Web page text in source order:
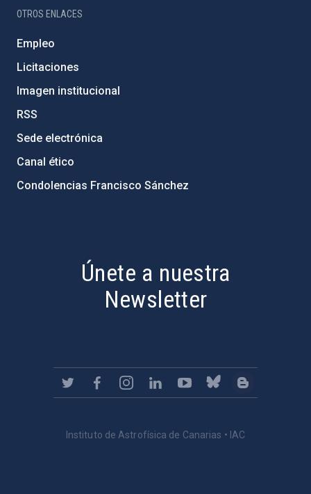
OTROS ENLACES
Empleo
Licitaciones
Imagen institucional
RSS
Sede electrónica
Canal ético
Condolencias Francisco Sánchez
Únete a nuestra
Newsletter
Instituto de Astrofísica de Canarias • IAC